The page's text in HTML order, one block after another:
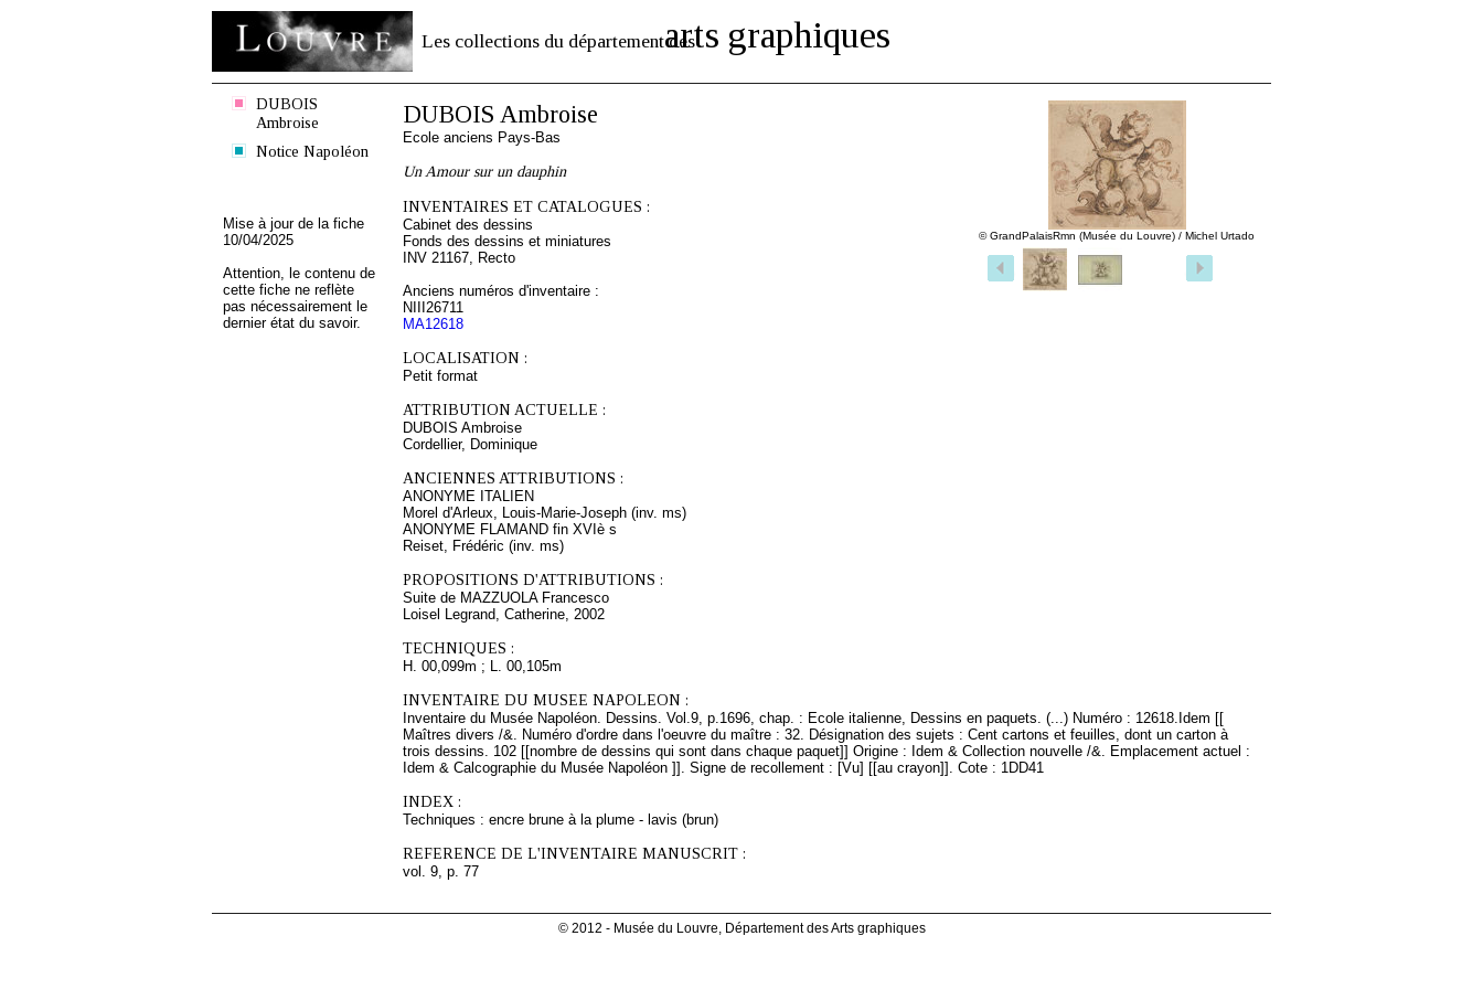
Les collections du département desarts graphiques
DUBOIS
Ambroise
Notice Napoléon
Mise à jour de la fiche
10/04/2025
Attention, le contenu de
cette fiche ne reflète
pas nécessairement le
dernier état du savoir.
© GrandPalaisRmn (Musée du Louvre) / Michel Urtado
DUBOIS Ambroise
Ecole anciens Pays-Bas
Un Amour sur un dauphin
INVENTAIRES ET CATALOGUES :
Cabinet des dessins
Fonds des dessins et miniatures
INV 21167, Recto
Anciens numéros d'inventaire :
NIII26711
MA12618
LOCALISATION :
Petit format
ATTRIBUTION ACTUELLE :
DUBOIS Ambroise
Cordellier, Dominique
ANCIENNES ATTRIBUTIONS :
ANONYME ITALIEN
Morel d'Arleux, Louis-Marie-Joseph (inv. ms)
ANONYME FLAMAND fin XVIè s
Reiset, Frédéric (inv. ms)
PROPOSITIONS D'ATTRIBUTIONS :
Suite de MAZZUOLA Francesco
Loisel Legrand, Catherine, 2002
TECHNIQUES :
H. 00,099m ; L. 00,105m
INVENTAIRE DU MUSEE NAPOLEON :
Inventaire du Musée Napoléon. Dessins. Vol.9, p.1696, chap. : Ecole italienne, Dessins en paquets. (...) Numéro : 12618.Idem [[
Maîtres divers /&. Numéro d'ordre dans l'oeuvre du maître : 32. Désignation des sujets : Cent cartons et feuilles, dont un carton à
trois dessins. 102 [[nombre de dessins qui sont dans chaque paquet]] Origine : Idem & Collection nouvelle /&. Emplacement actuel :
Idem & Calcographie du Musée Napoléon ]]. Signe de recollement : [Vu] [[au crayon]]. Cote : 1DD41
INDEX :
Techniques : encre brune à la plume - lavis (brun)
REFERENCE DE L'INVENTAIRE MANUSCRIT :
vol. 9, p. 77
© 2012 - Musée du Louvre, Département des Arts graphiques